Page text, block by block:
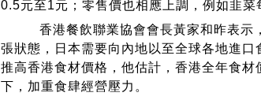
0.5元至1元；零售價也相應上調，例如韭菜
香港餐飲聯業協會會長黃家和昨表示
張狀態，日本需要向內地以至全球各地進
推高香港食材價格，他估計，香港全年食
下，加重食肆經營壓力。